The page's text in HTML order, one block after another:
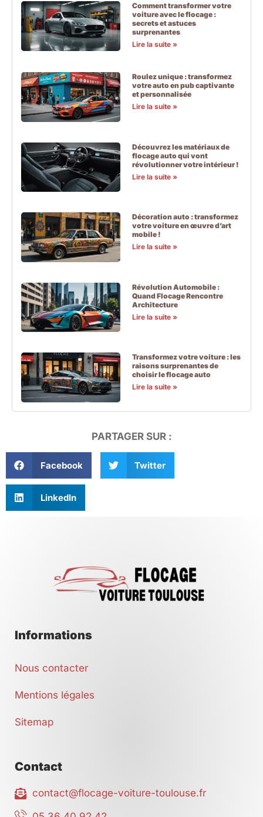
Comment transformer votre
voiture avec le flocage :
secrets et astuces
surprenantes
Lire la suite »
Roulez unique : transformez
votre auto en pub captivante
et personnalisée
Lire la suite »
Découvrez les matériaux de
flocage auto qui vont
révolutionner votre intérieur !
Lire la suite »
Décoration auto : transformez
votre voiture en œuvre d’art
mobile !
Lire la suite »
Révolution Automobile :
Quand Flocage Rencontre
Architecture
Lire la suite »
Transformez votre voiture : les
raisons surprenantes de
choisir le flocage auto
Lire la suite »
PARTAGER SUR :
Facebook Twitter
LinkedIn
Informations
Nous contacter
Mentions légales
Sitemap
Contact
contact@flocage-voiture-toulouse.fr